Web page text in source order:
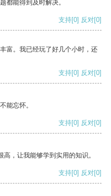
都能得到及时解决。
支持[0] 反对[0]
富。我已经玩了好几个小时，还
支持[0] 反对[0]
能忘怀。
支持[0] 反对[0]
，让我能够学到实用的知识。
支持[0] 反对[0]